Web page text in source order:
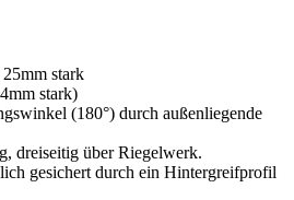
stark
stark)
(180°) durch außenliegende
dreiseitig über Riegelwerk.
gesichert durch ein Hintergreifprofil